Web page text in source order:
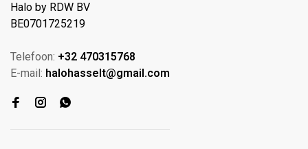
Halo by RDW BV
BE0701725219
Telefoon: +32 470315768
E-mail: halohasselt@gmail.com